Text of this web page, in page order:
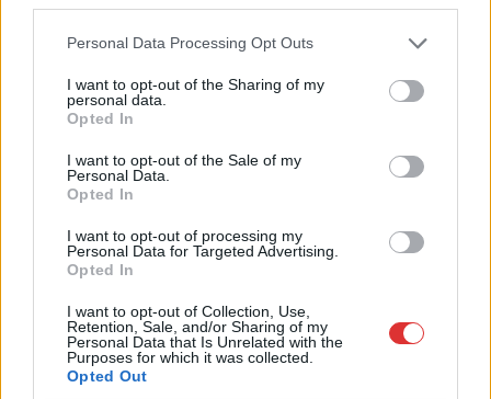
Please note that this website/app uses one or more Google
not limited to your visit or usage behaviour. You may click to
grant or deny consent to Google and its third-party tags to
use your data for below specified purposes in below Google
consent section.
Personal Data Processing Opt Outs
I want to opt-out of the Sharing of my
personal data.
Opted In
I want to opt-out of the Sale of my
Personal Data.
Opted In
I want to opt-out of processing my
Personal Data for Targeted Advertising.
Opted In
I want to opt-out of Collection, Use,
Retention, Sale, and/or Sharing of my
Personal Data that Is Unrelated with the
Purposes for which it was collected.
Opted Out
üzemekben
Az idei év leglassabb növekedését hozta a június a
kiskereskedelemben
Györfi Mihály több tucat vállalkozással egyeztetett a
41 fok fölé forrósodott az ország, Szolnokon pedig egy másik
rekord is megdőlt
Egy telefonhívást akart, végül rendőrök vitték el a mezőtúri
A Tisza kormány minisztere újabb nagy változásokról döntött